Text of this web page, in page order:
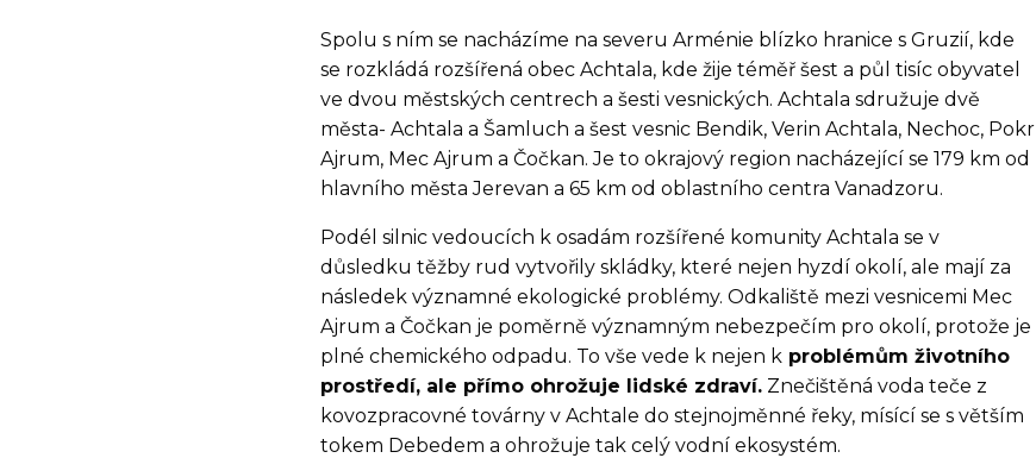
Spolu s ním se nacházíme na severu Arménie blízko hranice s Gruzií, kde
se rozkládá rozšířená obec Achtala, kde žije téměř šest a půl tisíc obyvatel
ve dvou městských centrech a šesti vesnických. Achtala sdružuje dvě
města- Achtala a Šamluch a šest vesnic Bendik, Verin Achtala, Nechoc, Pokr
Ajrum, Mec Ajrum a Čočkan. Je to okrajový region nacházející se 179 km od
hlavního města Jerevan a 65 km od oblastního centra Vanadzoru.
Podél silnic vedoucích k osadám rozšířené komunity Achtala se v
důsledku těžby rud vytvořily skládky, které nejen hyzdí okolí, ale mají za
následek významné ekologické problémy. Odkaliště mezi vesnicemi Mec
Ajrum a Čočkan je poměrně významným nebezpečím pro okolí, protože je
plné chemického odpadu. To vše vede k nejen kproblémům životního
prostředí, ale přímo ohrožuje lidské zdraví.Znečištěná voda teče z
kovozpracovné továrny v Achtale do stejnojměnné řeky, mísící se s větším
tokem Debedem a ohrožuje tak celý vodní ekosystém.